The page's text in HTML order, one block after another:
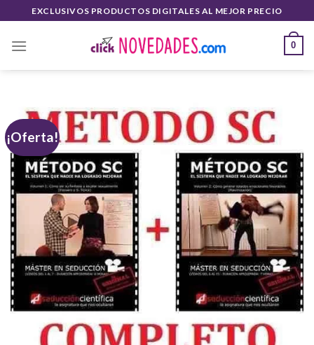
al
contenido
EXCLUSIVOS PRODUCTOS DIGITALES AL MEJOR PRECIO
0
¡Oferta!